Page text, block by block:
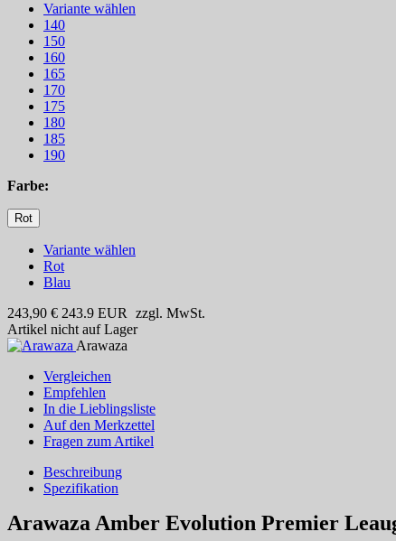
Variante wählen
140
150
160
165
170
175
180
185
190
Farbe:
Rot
Variante wählen
Rot
Blau
243,90 € 243.9 EUR zzgl. MwSt.
Artikel nicht auf Lager
Arawaza
Vergleichen
Empfehlen
In die Lieblingsliste
Auf den Merkzettel
Fragen zum Artikel
Beschreibung
Spezifikation
Arawaza Amber Evolution Premier